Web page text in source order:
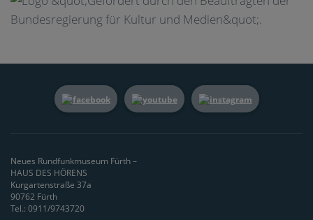
Neues Rundfunkmuseum Fürth –
HAUS DES HÖRENS
Kurgartenstraße 37a
90762 Fürth
Tel.: 0911/9743720